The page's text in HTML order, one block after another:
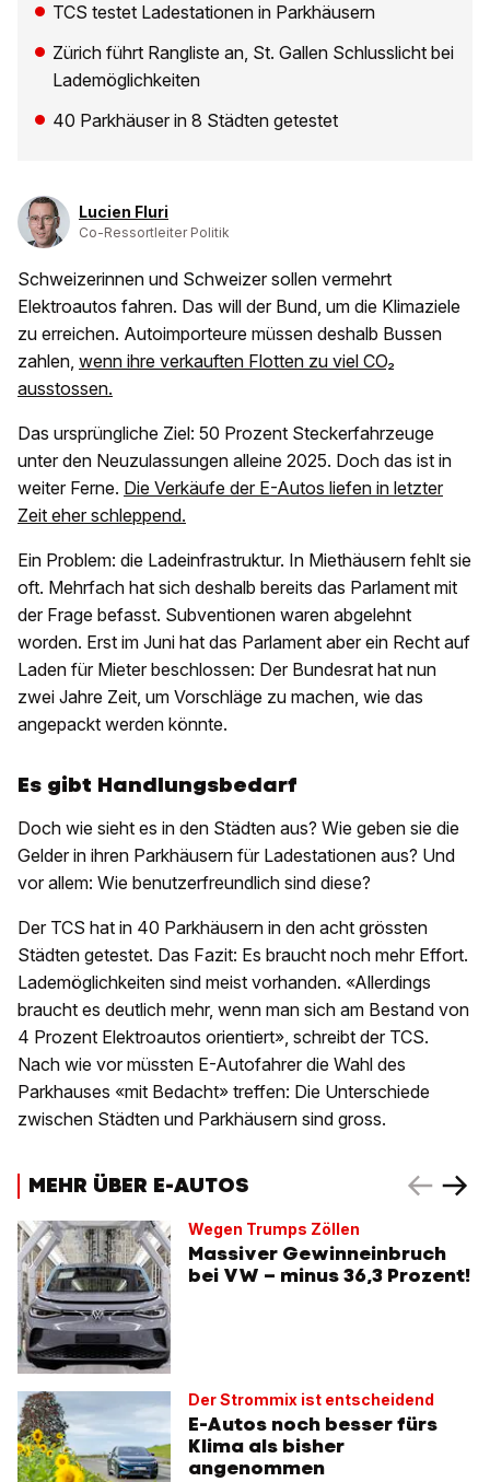
TCS testet Ladestationen in Parkhäusern
Zürich führt Rangliste an, St. Gallen Schlusslicht bei
Lademöglichkeiten
40 Parkhäuser in 8 Städten getestet
Lucien Fluri
Co-Ressortleiter Politik
Schweizerinnen und Schweizer sollen vermehrt
Elektroautos fahren. Das will der Bund, um die Klimaziele
zu erreichen. Autoimporteure müssen deshalb Bussen
zahlen, wenn ihre verkauften Flotten zu viel CO₂
ausstossen.
Das ursprüngliche Ziel: 50 Prozent Steckerfahrzeuge
unter den Neuzulassungen alleine 2025. Doch das ist in
weiter Ferne. Die Verkäufe der E-Autos liefen in letzter
Zeit eher schleppend.
Ein Problem: die Ladeinfrastruktur. In Miethäusern fehlt sie
oft. Mehrfach hat sich deshalb bereits das Parlament mit
der Frage befasst. Subventionen waren abgelehnt
worden. Erst im Juni hat das Parlament aber ein Recht auf
Laden für Mieter beschlossen: Der Bundesrat hat nun
zwei Jahre Zeit, um Vorschläge zu machen, wie das
angepackt werden könnte.
Es gibt Handlungsbedarf
Doch wie sieht es in den Städten aus? Wie geben sie die
Gelder in ihren Parkhäusern für Ladestationen aus? Und
vor allem: Wie benutzerfreundlich sind diese?
Der TCS hat in 40 Parkhäusern in den acht grössten
Städten getestet. Das Fazit: Es braucht noch mehr Effort.
Lademöglichkeiten sind meist vorhanden. «Allerdings
braucht es deutlich mehr, wenn man sich am Bestand von
4 Prozent Elektroautos orientiert», schreibt der TCS.
Nach wie vor müssten E-Autofahrer die Wahl des
Parkhauses «mit Bedacht» treffen: Die Unterschiede
zwischen Städten und Parkhäusern sind gross.
MEHR ÜBER E-AUTOS
Wegen Trumps Zöllen
Massiver Gewinneinbruch
bei VW – minus 36,3 Prozent!
Der Strommix ist entscheidend
E-Autos noch besser fürs
Klima als bisher
angenommen